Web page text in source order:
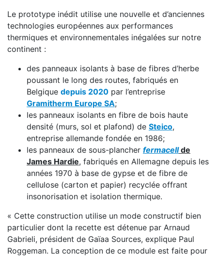
Le prototype inédit utilise une nouvelle et d’anciennes
technologies européennes aux performances
thermiques et environnementales inégalées sur notre
continent :
des panneaux isolants à base de fibres d’herbe
poussant le long des routes, fabriqués en
Belgique depuis 2020 par l’entreprise
Gramitherm Europe SA;
les panneaux isolants en fibre de bois haute
densité (murs, sol et plafond) de Steico,
entreprise allemande fondée en 1986;
les panneaux de sous-plancher fermacellde
James Hardie, fabriqués en Allemagne depuis les
années 1970 à base de gypse et de fibre de
cellulose (carton et papier) recyclée offrant
insonorisation et isolation thermique.
« Cette construction utilise un mode constructif bien
particulier dont la recette est détenue par Arnaud
Gabrieli, président de Gaïaa Sources, explique Paul
Roggeman. La conception de ce module est faite pour